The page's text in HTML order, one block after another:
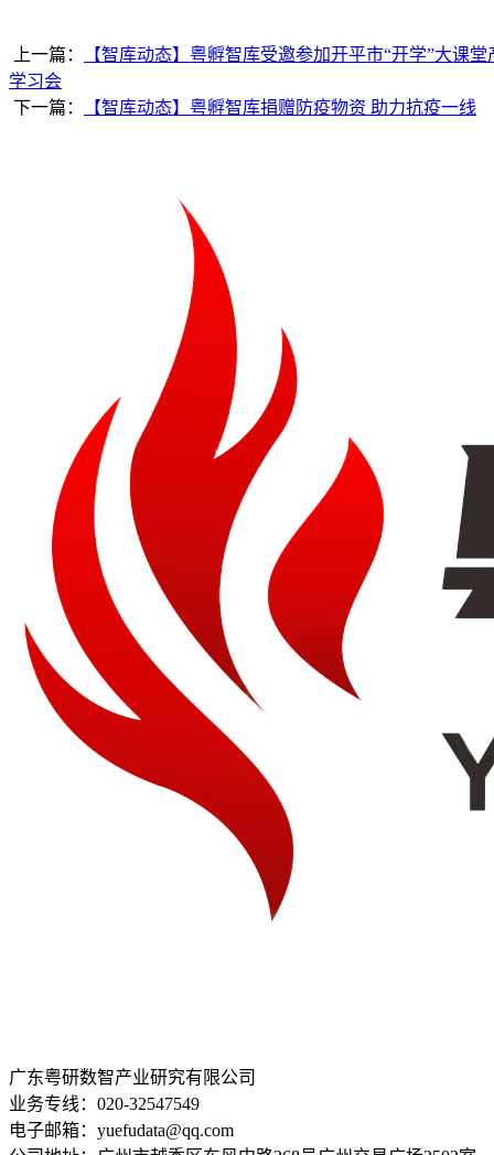
上一篇：
【智库动态】粤孵智库受邀参加开平市“开学”大课
学习会
下一篇：
【智库动态】粤孵智库捐赠防疫物资 助力抗疫一线
广东粤研数智产业研究有限公司
业务专线：020-32547549
电子邮箱：yuefudata@qq.com